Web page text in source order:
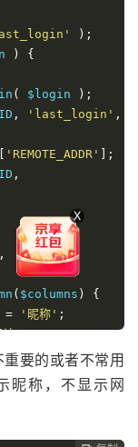
);
)
{
( $login
);
ID , 'last_login' ,
'REMOTE_ADDR'
];
ID ,
,
( $columns )
{
= '昵称' ;
站';
时间';
'上次登录'
和登录时间合并显
要的或者不常用
昵称，不显示网
X